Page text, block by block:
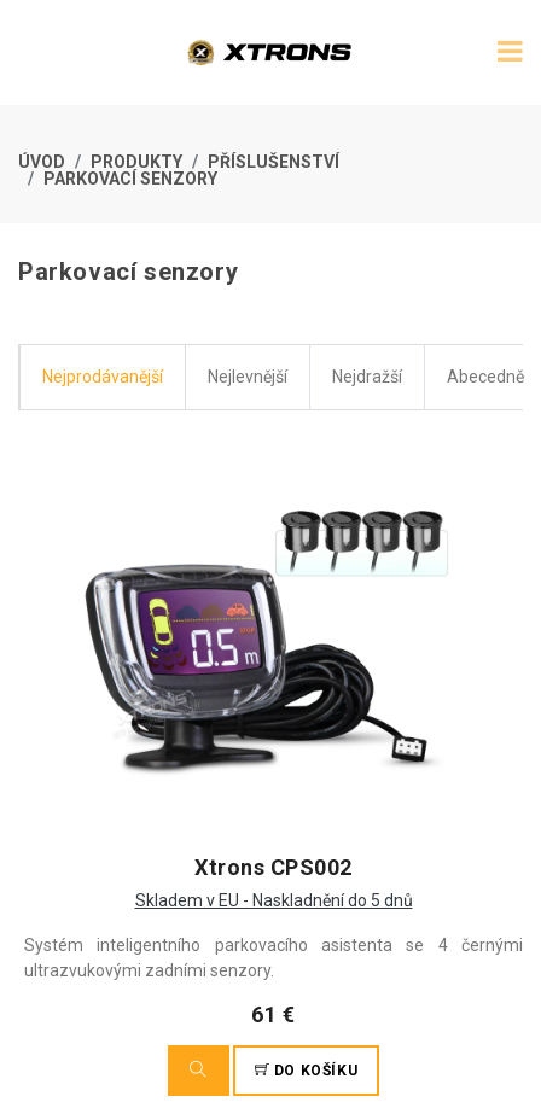
ÚVOD PRODUKTY
PŘÍSLUŠENSTVÍ
PARKOVACÍ SENZORY
Parkovací senzory
Nejprodávanější Nejlevnější Nejdražší Abecedně
Xtrons CPS002
Skladem v EU - Naskladnění do 5 dnů
Systém inteligentního parkovacího asistenta se 4 černými
ultrazvukovými zadními senzory.
61 €
DO KOŠÍKU